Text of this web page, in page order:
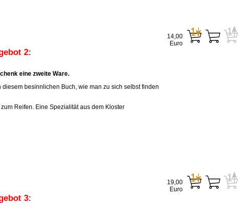
2:
eine zweite Ware.
diesem besinnlichen Buch, wie man zu sich selbst finden
Reifen. Eine Spezialität aus dem Kloster
14,00
Euro
3:
19,00
Euro